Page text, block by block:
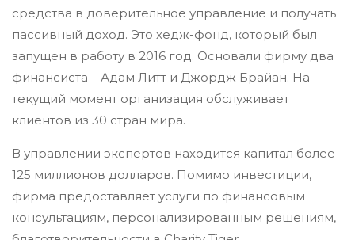
средства в доверительное управление и получать
пассивный доход. Это хедж-фонд, который был
запущен в работу в 2016 год. Основали фирму два
финансиста – Адам Литт и Джордж Брайан. На
текущий момент организация обслуживает
клиентов из 30 стран мира.
В управлении экспертов находится капитал более
125 миллионов долларов. Помимо инвестиции,
фирма предоставляет услуги по финансовым
консультациям, персонализированным решениям,